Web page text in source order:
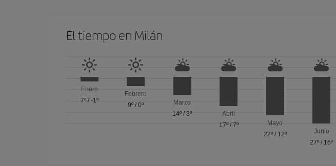
El tiempo en Milán
Enero
7º/ -1º
Febrero
9º /0º
Marzo
14º/3º
Abril
17º/ 7º
Mayo
22º/ 12º
Junio
27º / 16º